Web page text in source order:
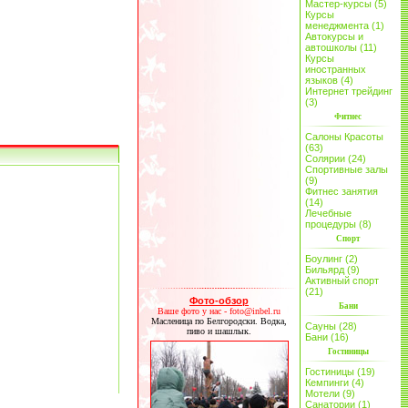
Фото-обзор
Ваше фото у нас - foto@inbel.ru
Масленица по Белгородски. Водка,
пиво и шашлык.
Мастер-курсы (5)
Курсы
менеджмента (1)
Автокурсы и
автошколы (11)
Курсы
иностранных
языков (4)
Интернет трейдинг
(3)
Фитнес
Салоны Красоты
(63)
Солярии (24)
Спортивные залы
(9)
Фитнес занятия
(14)
Лечебные
процедуры (8)
Спорт
Боулинг (2)
Бильярд (9)
Активный спорт
(21)
Бани
Сауны (28)
Бани (16)
Гостиницы
Гостиницы (19)
Кемпинги (4)
Мотели (9)
Санатории (1)